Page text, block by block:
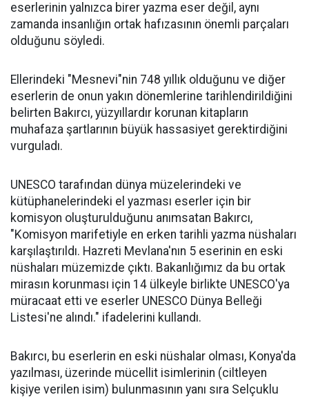
eserlerinin yalnızca birer yazma eser değil, aynı
zamanda insanlığın ortak hafızasının önemli parçaları
olduğunu söyledi.
Ellerindeki "Mesnevi"nin 748 yıllık olduğunu ve diğer
eserlerin de onun yakın dönemlerine tarihlendirildiğini
belirten Bakırcı, yüzyıllardır korunan kitapların
muhafaza şartlarının büyük hassasiyet gerektirdiğini
vurguladı.
UNESCO tarafından dünya müzelerindeki ve
kütüphanelerindeki el yazması eserler için bir
komisyon oluşturulduğunu anımsatan Bakırcı,
"Komisyon marifetiyle en erken tarihli yazma nüshaları
karşılaştırıldı. Hazreti Mevlana'nın 5 eserinin en eski
nüshaları müzemizde çıktı. Bakanlığımız da bu ortak
mirasın korunması için 14 ülkeyle birlikte UNESCO'ya
müracaat etti ve eserler UNESCO Dünya Belleği
Listesi'ne alındı." ifadelerini kullandı.
Bakırcı, bu eserlerin en eski nüshalar olması, Konya'da
yazılması, üzerinde mücellit isimlerinin (ciltleyen
kişiye verilen isim) bulunmasının yanı sıra Selçuklu